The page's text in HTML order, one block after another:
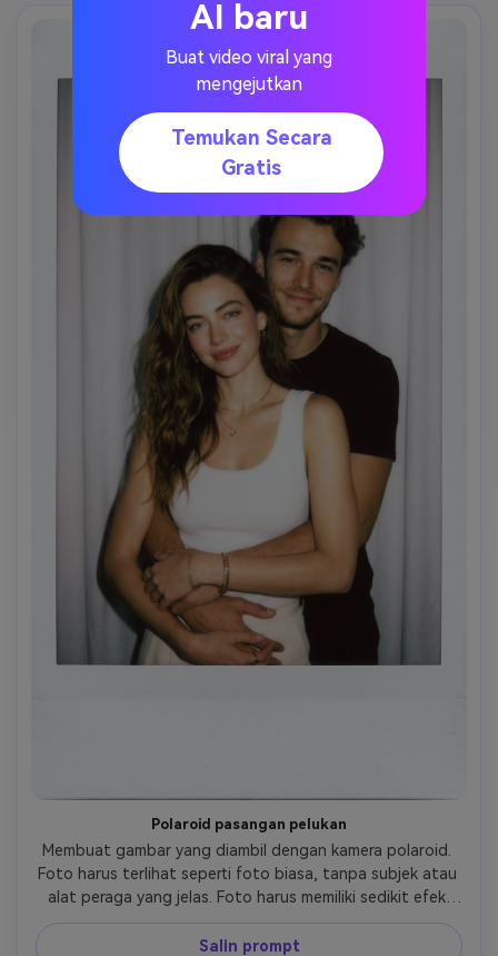
Polaroid pasangan pelukan
Membuat gambar yang diambil dengan kamera polaroid.
Foto harus terlihat seperti foto biasa, tanpa subjek atau
alat peraga yang jelas. Foto harus memiliki sedikit efek
kabur dan sumber pencahayaan yang konsisten, seperti
kilat di ruangan gelap, menyebar di seluruh foto. Jangan
Salin prompt
AI baru
Buat video viral yang
mengejutkan
Temukan Secara
Gratis